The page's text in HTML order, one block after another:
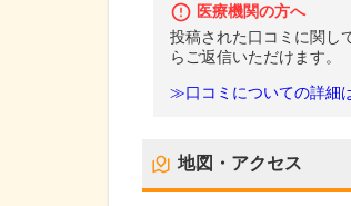
医療機関の方へ
投稿された口コミに関し
らご返信いただけます。
≫口コミについての詳細
地図・アクセス